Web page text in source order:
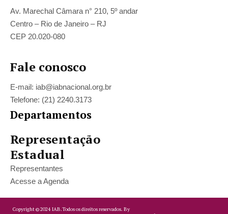
Av. Marechal Câmara n° 210, 5º andar
Centro – Rio de Janeiro – RJ
CEP 20.020-080
Fale conosco
E-mail: iab@iabnacional.org.br
Telefone: (21) 2240.3173
Departamentos
Representação
Estadual
Representantes
Acesse a Agenda
Copyright ©2024 IAB.Todos os direitos reservados. By